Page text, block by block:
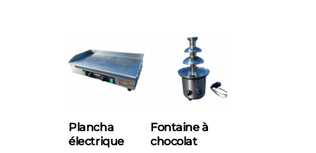
Plancha
électrique
Fontaine à
chocolat